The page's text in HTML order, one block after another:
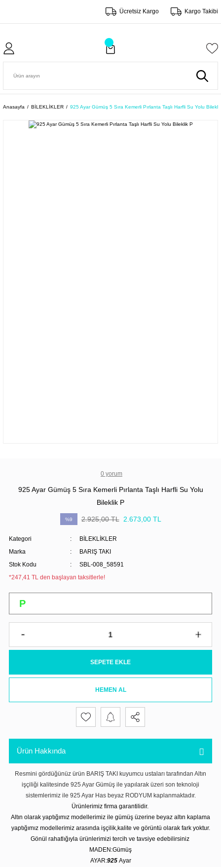
Ücretsiz Kargo Kargo Takibi
Anasayfa BİLEKLİKLER 925 Ayar Gümüş 5 Sıra Kemerli Pırlanta Taşlı Harfli Su Yolu
0 yorum
925 Ayar Gümüş 5 Sıra Kemerli Pırlanta Taşlı Harfli Su Yolu
Bileklik P
%9 2.925,00 TL 2.673,00 TL
Kategori
BİLEKLİKLER
Marka
BARIŞ TAKI
Stok Kodu
SBL-008_58591
*247,41 TL den başlayan taksitlerle!
SEPETE EKLE
HEMEN AL
Ürün Hakkında
Resmini gördüğünüz ürün BARIŞ TAKI kuyumcu ustaları tarafından Altın
işçiliği kalitesinde 925 Ayar Gümüş ile yapılarak üzeri son teknoloji
sistemlerimiz ile 925 Ayar Has beyaz RODYUM kaplanmaktadır.
Ürünlerimiz firma garantilidir.
Altın olarak yaptığımız modellerimiz ile gümüş üzerine beyaz altın kaplama
yaptığımız modellerimiz arasında işçilik,kalite ve görüntü olarak fark yoktur.
Gönül rahatlığıyla ürünlerimizi tercih ve tavsiye edebilirsiniz
MADEN:Gümüş
AYAR:925 Ayar